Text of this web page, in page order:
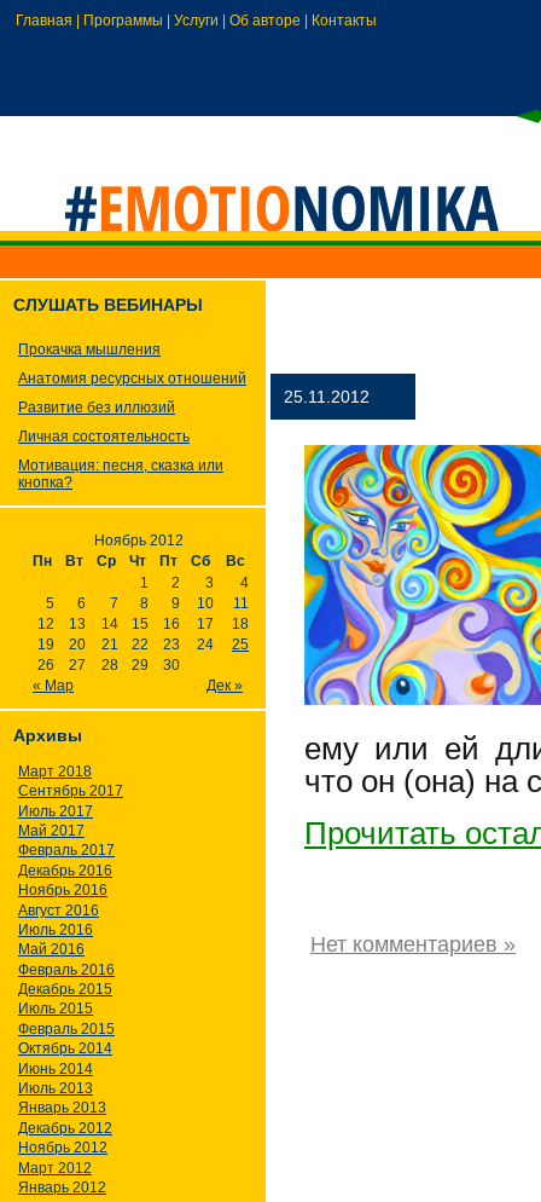
Главная Программы Услуги Об авторе Контакты
СЛУШАТЬ ВЕБИНАРЫ
Прокачка мышления
Анатомия ресурсных отношений
Развитие без иллюзий
Личная состоятельность
Мотивация: песня, сказка или
кнопка?
Ноябрь 2012
Пн
Вт Ср Чт Пт Сб Вс
« Мар Дек »
1 2 3
4
5
6 7 8 9 10
11
12
13 14 15 16 17
18
19
20 21 22 23 24
25
26
27 28 29 30
Архивы
Март 2018
Сентябрь 2017
Июль 2017
Май 2017
Февраль 2017
Декабрь 2016
Ноябрь 2016
Август 2016
Июль 2016
Май 2016
Февраль 2016
Декабрь 2015
Июль 2015
Февраль 2015
Октябрь 2014
Июнь 2014
Июль 2013
Январь 2013
Декабрь 2012
Ноябрь 2012
Март 2012
Январь 2012
25.11.2012
ему или ей
что он (она) на
Прочитать
Нет комментариев »